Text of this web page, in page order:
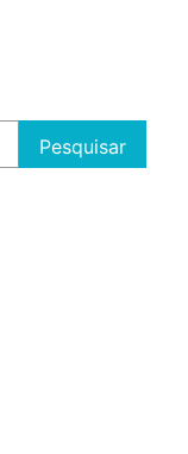
Pesquisar